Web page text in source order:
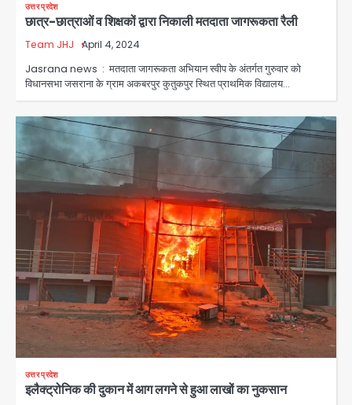
उत्तर प्रदेश
छात्र-छात्राओं व शिक्षकों द्वारा निकाली मतदाता जागरूकता रैली
Team JHJ April 4, 2024
Jasrana news : मतदाता जागरूकता अभियान स्वीप के अंतर्गत गुरुवार को
विधानसभा जसराना के ग्राम अकबरपुर कुतुकपुर स्थित प्राथमिक विद्यालय…
उत्तर प्रदेश
इलैक्ट्रोनिक की दुकान में आग लगने से हुआ लाखों का नुकसान
Rahul Gandhi’s Prayagraj
speech: युवाओं को ‘दर्द, डेटा, दौलत’ का